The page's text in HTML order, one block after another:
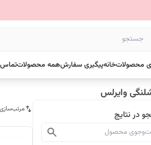
محصولاتخانهپیگیری سفارشهمه محصولاتتماس
وایرلس
در نتایج